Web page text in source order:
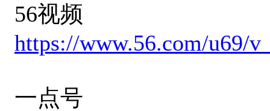
56视频
https://www.56.com/u69/
一点号